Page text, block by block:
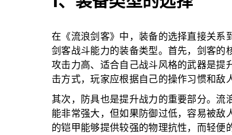
在《流浪剑客》中，装备的选择直接关
剑客战斗能力的装备类型。首先，剑客
攻击力高、适合自己战斗风格的武器是
击方式，玩家应根据自己的操作习惯和敌
其次，防具也是提升战力的重要部分。
能非常强大，但如果防御过低，容易被
的铠甲能够提供较强的物理抗性，而轻